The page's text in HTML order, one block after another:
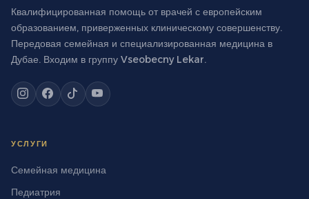
Квалифицированная помощь от врачей с европейским
образованием, приверженных клиническому совершенству.
Передовая семейная и специализированная медицина в
Дубае. Входим в группу Vseobecny Lekar.
УСЛУГИ
Семейная медицина
Педиатрия